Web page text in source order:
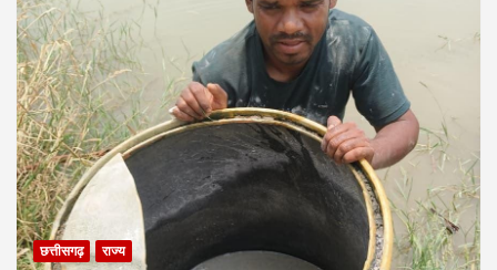
छत्तीसगढ़ राज्य